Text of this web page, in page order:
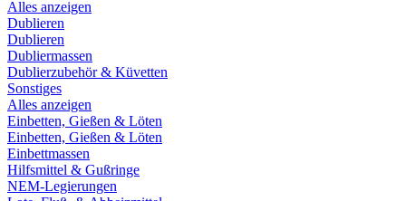
Alles anzeigen
Dublieren
Dublieren
Dubliermassen
Dublierzubehör & Küvetten
Sonstiges
Alles anzeigen
Einbetten, Gießen & Löten
Einbetten, Gießen & Löten
Einbettmassen
Hilfsmittel & Gußringe
NEM-Legierungen